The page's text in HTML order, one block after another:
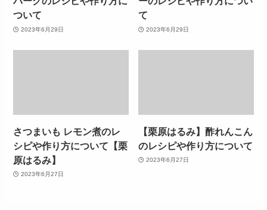
ついて
2023年6月29日
て
2023年6月29日
さつまいも レモン煮のレ
シピや作り方について【栗
原はるみ】
2023年6月27日
【栗原はるみ】酢れんこん
のレシピや作り方について
2023年6月27日